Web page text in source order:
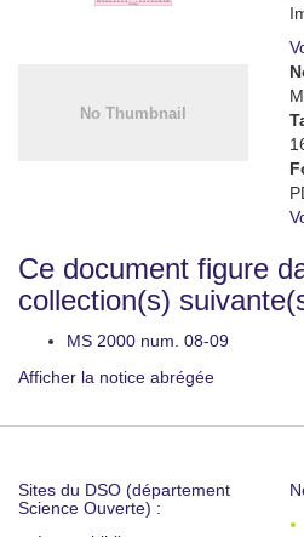
Ce document figure
collection(s)
MS 2000 num. 08-09
Afficher la notice abrégée
Sites du DSO (département
Science Ouverte) :